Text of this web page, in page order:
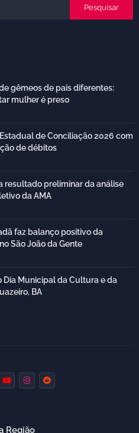
gêmeos de pais diferentes:
mulher é preso
de Conciliação 2026 com
de débitos
resultado preliminar da análise
da AMA
faz balanço positivo da
São João da Gente
Dia Municipal da Cultura e da
BA
Região